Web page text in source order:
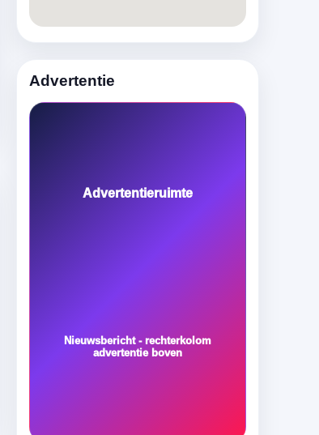
Advertentie
Advertentieruimte
Nieuwsbericht - rechterkolom
advertentie boven